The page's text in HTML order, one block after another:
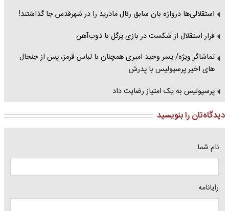
استقلالی‌ها دروازه بان سابق رئال مادرید را در شهرقدس جا گذاشتند!
فرار استقلال از شکست در بازی پرگل با ذوب‌آهن
تماشاگر ویژه/ پسر وحید امیری همچنان با لباس قرمز، پس از جنجال
های اخیر پرسپولیس با پدرش
پرسپولیس به یک امتیاز رضایت داد
دیدگاه‌تان را بنویسید
نام شما
رایانامه